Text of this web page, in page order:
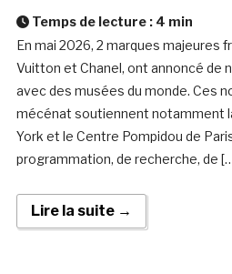
Temps de lecture : 4 min
En mai 2026, 2 marques majeures
Vuitton et Chanel, ont annoncé de
avec des musées du monde. Ces
mécénat soutiennent notamment
York et le Centre Pompidou de
programmation, de recherche, de
Lire la suite →